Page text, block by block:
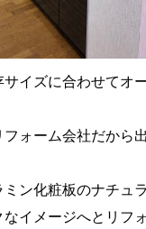
イズに合わせてオ
ォーム会社だから
ン化粧板のナチュ
イメージへとリフ